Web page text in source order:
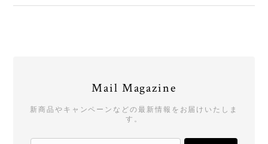
Mail Magazine
新商品やキャンペーンなどの最新情報をお届けいたしま
す。